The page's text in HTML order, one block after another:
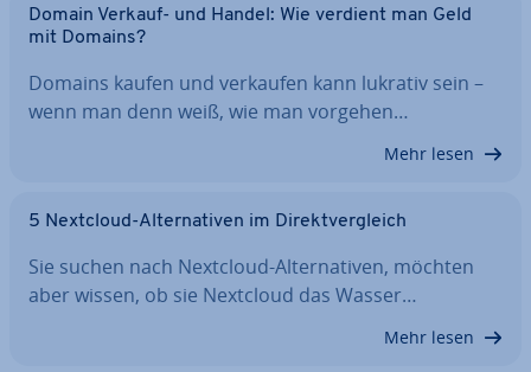
Domain Verkauf- und Handel: Wie verdient man Geld
mit Domains?
Domains kaufen und verkaufen kann lukrativ sein –
wenn man denn weiß, wie man vorgehen…
Mehr lesen
5 Nextcloud-Al­ter­na­ti­ven im Di­rekt­ver­gleich
Sie suchen nach Nextcloud-Al­ter­na­ti­ven, möchten
aber wissen, ob sie Nextcloud das Wasser…
Mehr lesen